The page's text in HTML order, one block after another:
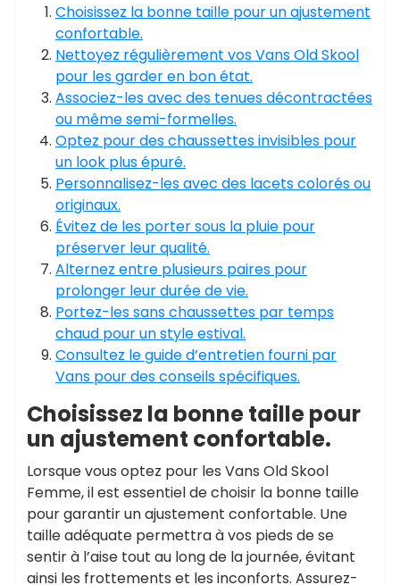
Choisissez la bonne taille pour un ajustement
confortable.
Nettoyez régulièrement vos Vans Old Skool
pour les garder en bon état.
Associez-les avec des tenues décontractées
ou même semi-formelles.
Optez pour des chaussettes invisibles pour
un look plus épuré.
Personnalisez-les avec des lacets colorés ou
originaux.
Évitez de les porter sous la pluie pour
préserver leur qualité.
Alternez entre plusieurs paires pour
prolonger leur durée de vie.
Portez-les sans chaussettes par temps
chaud pour un style estival.
Consultez le guide d’entretien fourni par
Vans pour des conseils spécifiques.
Choisissez la bonne taille pour
un ajustement confortable.
Lorsque vous optez pour les Vans Old Skool
Femme, il est essentiel de choisir la bonne taille
pour garantir un ajustement confortable. Une
taille adéquate permettra à vos pieds de se
sentir à l’aise tout au long de la journée, évitant
ainsi les frottements et les inconforts. Assurez-